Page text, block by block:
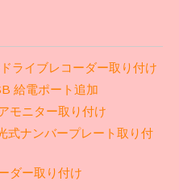
ライブレコーダー取り付け
給電ポート追加
モニター取り付け
式ナンバープレート取り付
ダー取り付け